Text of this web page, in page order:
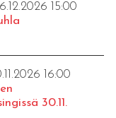
15:00
16:00
30.11.